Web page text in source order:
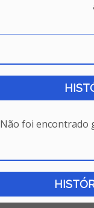
Não foi encontrado